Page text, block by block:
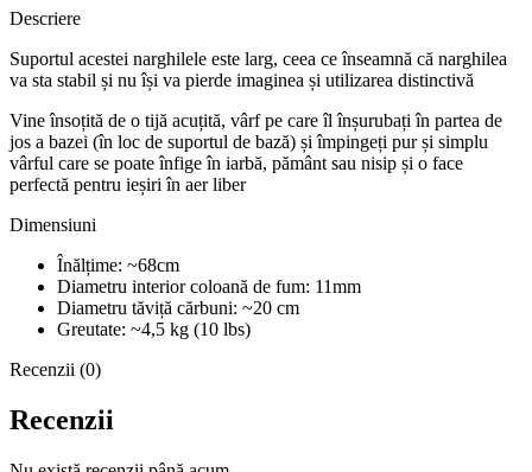
Descriere
Suportul acestei narghilele este larg, ceea ce înseamnă că narghilea
va sta stabil și nu își va pierde imaginea și utilizarea distinctivă
Vine însoțită de o tijă acuțită, vârf pe care îl înșurubați în partea de
jos a bazei (în loc de suportul de bază) și împingeți pur și simplu
vârful care se poate înfige în iarbă, pământ sau nisip și o face
perfectă pentru ieșiri în aer liber
Dimensiuni
Înălțime: ~68cm
Diametru interior coloană de fum: 11mm
Diametru tăviță cărbuni: ~20 cm
Greutate: ~4,5 kg (10 lbs)
Recenzii (0)
Recenzii